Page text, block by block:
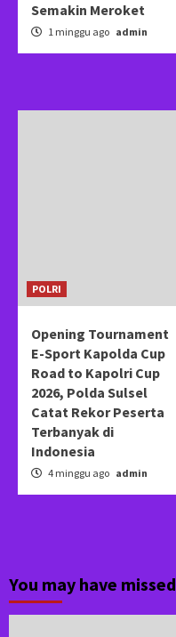
Semakin Meroket
1 minggu ago admin
POLRI
Opening Tournament
E-Sport Kapolda Cup
Road to Kapolri Cup
2026, Polda Sulsel
Catat Rekor Peserta
Terbanyak di
Indonesia
4 minggu ago admin
You may have missed